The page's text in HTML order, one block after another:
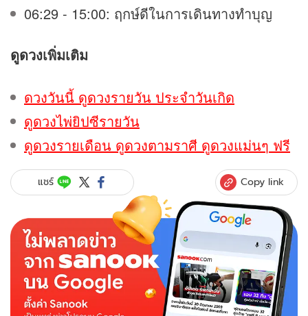
06:29 - 15:00: ฤกษ์ดีในการเดินทางทำบุญ
ดูดวงเพิ่มเติม
ดวงวันนี้ ดูดวงรายวัน ประจำวันเกิด
ดูดวงไพ่ยิปซีรายวัน
ดูดวงรายเดือน ดูดวงตามราศี ดูดวงแม่นๆ ฟรี
แชร์ Copy link